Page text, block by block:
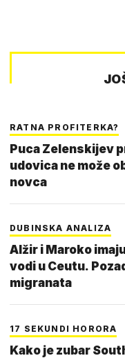
RATNA PROFITERKA?
Puca Zelenskijev
udovica ne može
novca
DUBINSKA ANALIZA
Alžir i Maroko
vodi u Ceutu.
migranata
17 SEKUNDI HORORA
Kako je zubar